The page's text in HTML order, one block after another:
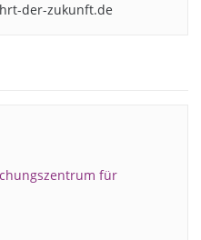
der-zukunft.de
für